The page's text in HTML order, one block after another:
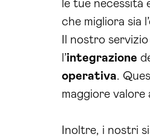
le tue necessità
che migliora sia
Il nostro
l’integrazione
operativa.
maggiore valore
Inoltre, i nostri